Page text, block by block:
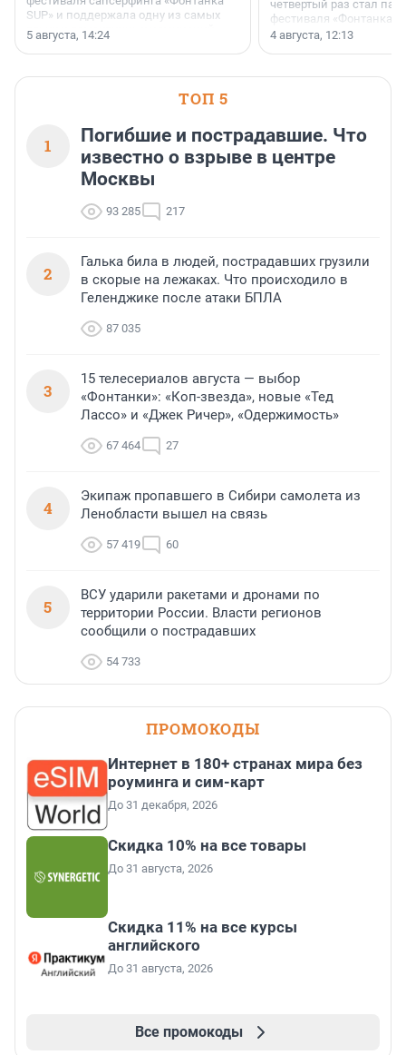
SUP» и поддержала одну из самых
ярких и романтичных номинаций —
«SUP-свадьба».
5 августа, 14:24
четвертый раз стал
фестиваля «Фонтанка
раз компания
посетителям
4 августа, 12:13
ТОП 5
1
Погибшие и пострадавшие. Что
известно о взрыве в центре
Москвы
93 285 217
2
Галька била в людей, пострадавших грузили
в скорые на лежаках. Что происходило в
Геленджике после атаки БПЛА
87 035
3
15 телесериалов августа — выбор
«Фонтанки»: «Коп-звезда», новые «Тед
Лассо» и «Джек Ричер», «Одержимость»
67 464 27
4
Экипаж пропавшего в Сибири самолета из
Ленобласти вышел на связь
57 419 60
5
ВСУ ударили ракетами и дронами по
территории России. Власти регионов
сообщили о пострадавших
54 733
ПРОМОКОДЫ
Интернет в 180+ странах мира без
роуминга и сим-карт
До 31 декабря, 2026
Скидка 10% на все товары
До 31 августа, 2026
Скидка 11% на все курсы
английского
До 31 августа, 2026
Все промокоды